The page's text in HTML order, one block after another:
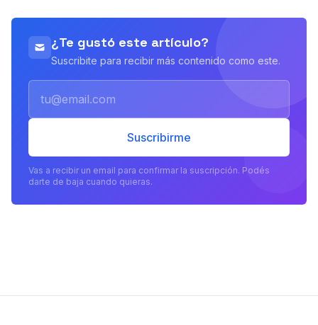
¿Te gustó este artículo?
Suscribite para recibir más contenido como este.
Suscribirme
Vas a recibir un email para confirmar la suscripción. Podés
darte de baja cuando quieras.